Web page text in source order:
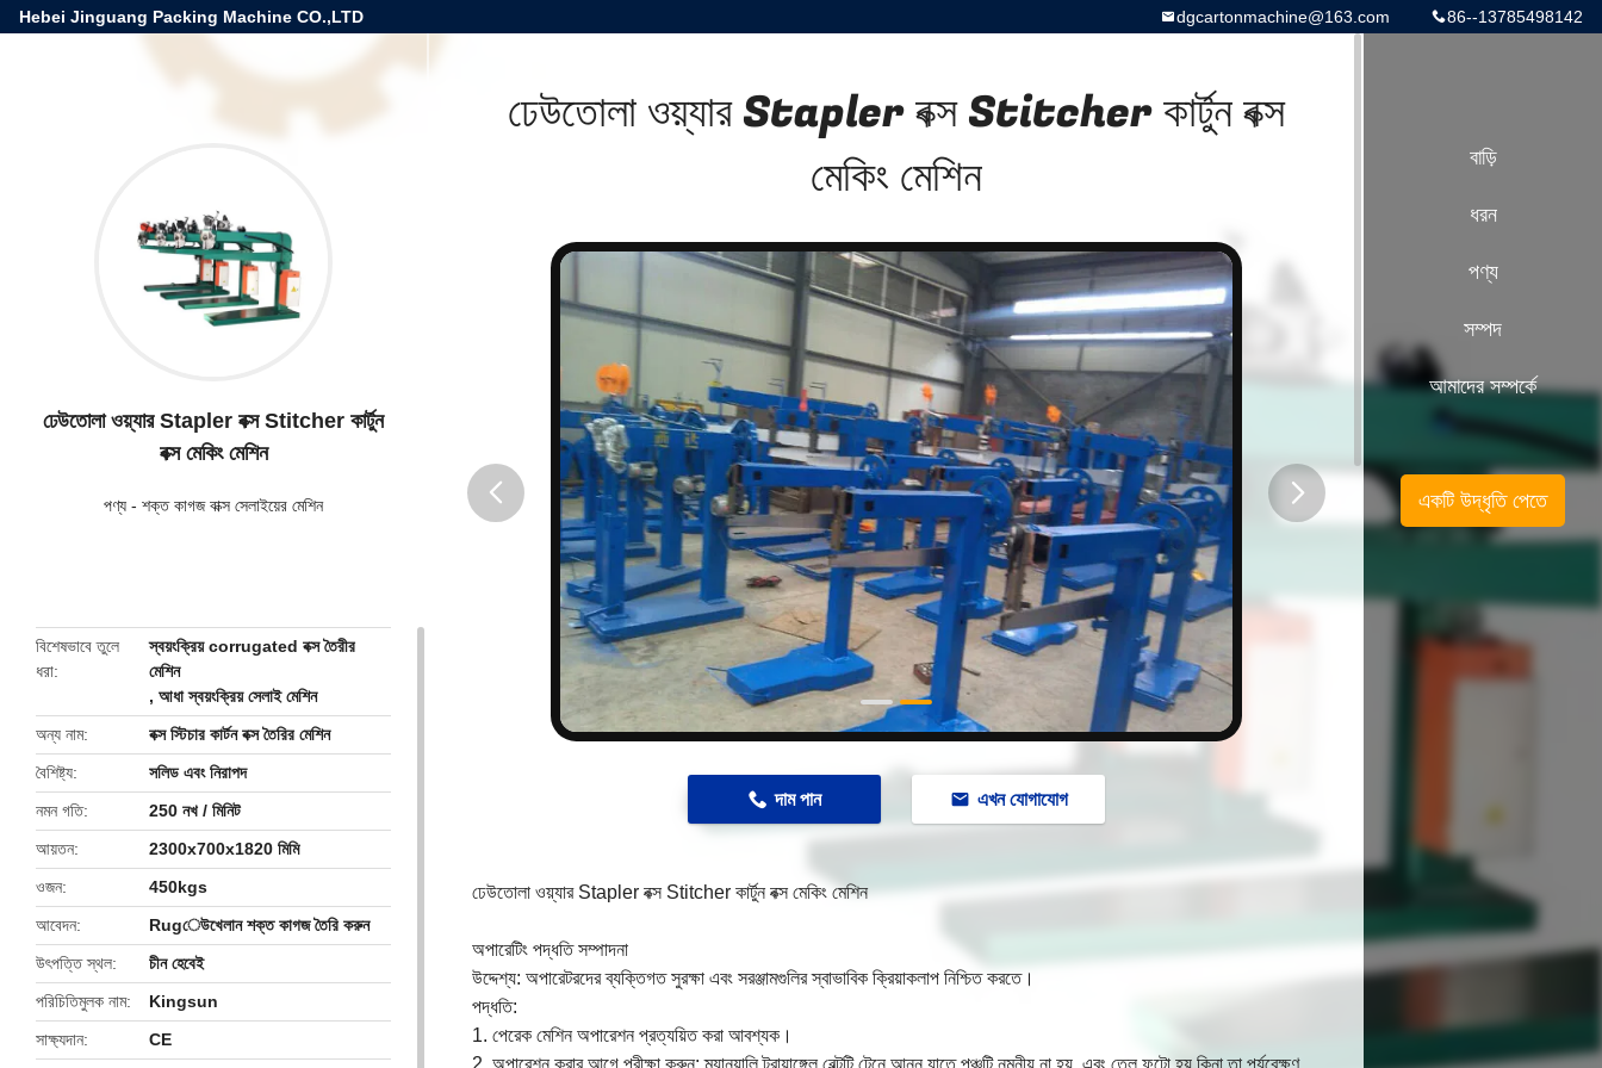
Hebei Jinguang Packing Machine CO.,LTD 86--13785498142
dgcartonmachine@163.com
ঢেউতোলা ওয়্যার Stapler বক্স Stitcher কার্টুন
বক্স মেকিং মেশিন
পণ্য - শক্ত কাগজ বাক্স সেলাইয়ের মেশিন
বিশেষভাবে তুলে
ধরা
স্বয়ংক্রিয় corrugated বক্স তৈরীর
মেশিন
,আধা স্বয়ংক্রিয় সেলাই মেশিন
অন্য নাম
বক্স স্টিচার কার্টন বক্স তৈরির মেশিন
বৈশিষ্ট্য
সলিড এবং নিরাপদ
নমন গতি
250 নখ / মিনিট
আয়তন
2300x700x1820 মিমি
ওজন
450kgs
আবেদন
Rugেউখেলান শক্ত কাগজ তৈরি করুন
উৎপত্তি স্থল
চীন হেবেই
পরিচিতিমুলক নাম
Kingsun
সাক্ষ্যদান
CE
ঢেউতোলা ওয়্যার Stapler বক্স Stitcher কার্টুন বক্স
মেকিং মেশিন
দাম পান এখন যোগাযোগ
ঢেউতোলা ওয়্যার Stapler বক্স Stitcher কার্টুন বক্স মেকিং মেশিন
অপারেটিং পদ্ধতি সম্পাদনা
উদ্দেশ্য: অপারেটরদের ব্যক্তিগত সুরক্ষা এবং সরঞ্জামগুলির স্বাভাবিক ক্রিয়াকলাপ নিশ্চিত করতে।
পদ্ধতি:
1. পেরেক মেশিন অপারেশন প্রত্যয়িত করা আবশ্যক।
বাড়ি
ধরন
পণ্য
সম্পদ
আমাদের সম্পর্কে
একটি উদ্ধৃতি পেতে